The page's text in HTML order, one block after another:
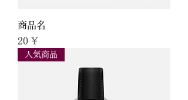
商品名
Preis
20 ¥
人気商品